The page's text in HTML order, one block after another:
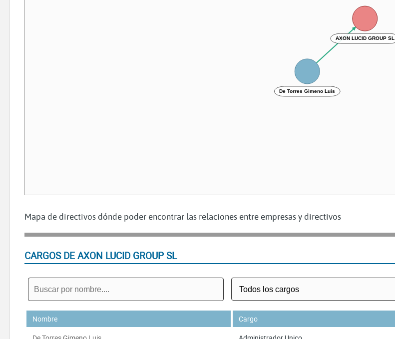
AXON LUCID GROUP SL
De Torres Gimeno Luis
Mapa de directivos dónde poder encontrar las relaciones entre empresas y directivos
CARGOS DE AXON LUCID GROUP SL
Nombre Cargo